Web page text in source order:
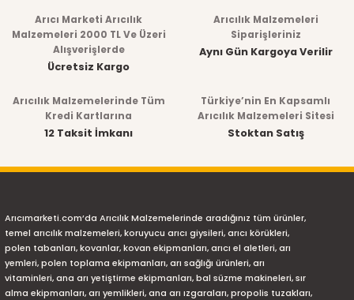
Arıcı Marketi Arıcılık
Malzemeleri 2000 TL Ve Üzeri
Alışverişlerde
Ücretsiz Kargo
Arıcılık Malzemeleri
Siparişleriniz
Aynı Gün Kargoya Verilir
Arıcılık Malzemelerinde Tüm
Kredi Kartlarına
12 Taksit İmkanı
Türkiye’nin En Kapsamlı
Arıcılık Malzemeleri Sitesi
Stoktan Satış
Arıcımarketi.com’da Arıcılık Malzemelerinde aradığınız tüm ürünler,
temel arıcılık malzemeleri, koruyucu arıcı giysileri, arıcı körükleri,
polen tabanları, kovanlar, kovan ekipmanları, arıcı el aletleri, arı
yemleri, polen toplama ekipmanları, arı sağlığı ürünleri, arı
vitaminleri, ana arı yetiştirme ekipmanları, bal süzme makineleri, sır
alma ekipmanları, arı yemlikleri, ana arı ızgaraları, propolis tuzakları,